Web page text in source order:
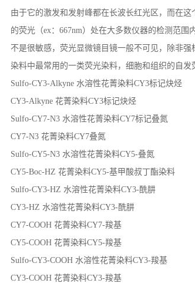
由于它的激发和发射峰都在长波长红光区，而在
的荧光（ex：667nm）处在大多数仪器的检测范
不是很敏感，荧光显微镜目镜一般不可见，除非
染料中最常用的一类荧光染料，细胞和组织的自
Sulfo-CY3-Alkyne 水溶性花菁染料CY3标记炔烃
CY3-Alkyne 花菁染料CY3标记炔烃
Sulfo-CY7-N3 水溶性花菁染料CY7标记叠氮
CY7-N3 花菁染料CY7叠氮
Sulfo-CY5-N3 水溶性花菁染料CY5-叠氮
CY5-Boc-HZ 花菁染料CY5-基甲酸叔丁酯染料
Sulfo-CY3-HZ 水溶性花菁染料CY3-酰肼
CY3-HZ 水溶性花菁染料CY3-酰肼
CY7-COOH 花菁染料CY7-羧基
CY5-COOH 花菁染料CY5-羧基
Sulfo-CY3-COOH 水溶性花菁染料CY3-羧基
CY3-COOH 花菁染料CY3-羧基